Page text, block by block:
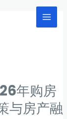
Main
年购房
与房产融